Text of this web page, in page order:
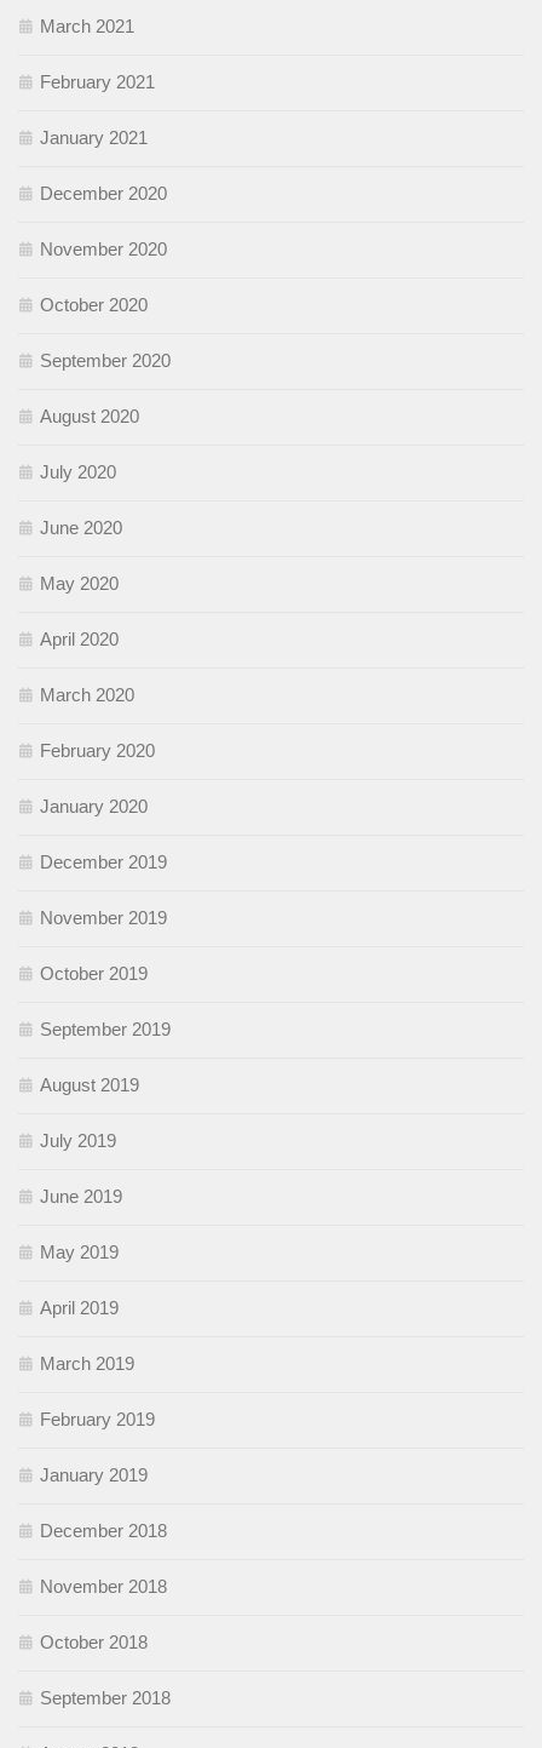
March 2021
February 2021
January 2021
December 2020
November 2020
October 2020
September 2020
August 2020
July 2020
June 2020
May 2020
April 2020
March 2020
February 2020
January 2020
December 2019
November 2019
October 2019
September 2019
August 2019
July 2019
June 2019
May 2019
April 2019
March 2019
February 2019
January 2019
December 2018
November 2018
October 2018
September 2018